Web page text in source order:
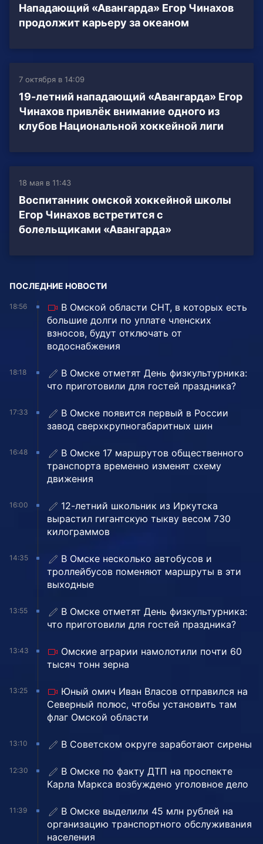
Нападающий «Авангарда» Егор Чинахов
продолжит карьеру за океаном
7 октября в 14:09
19-летний нападающий «Авангарда» Егор
Чинахов привлёк внимание одного из
клубов Национальной хоккейной лиги
18 мая в 11:43
Воспитанник омской хоккейной школы
Егор Чинахов встретится с
болельщиками «Авангарда»
ПОСЛЕДНИЕ НОВОСТИ
18:56
В Омской области СНТ, в которых есть
большие долги по уплате членских
взносов, будут отключать от
водоснабжения
18:18
В Омске отметят День физкультурника:
что приготовили для гостей праздника?
17:33
В Омске появится первый в России
завод сверхкрупногабаритных шин
16:48
В Омске 17 маршрутов общественного
транспорта временно изменят схему
движения
16:00
12-летний школьник из Иркутска
вырастил гигантскую тыкву весом 730
килограммов
14:35
В Омске несколько автобусов и
троллейбусов поменяют маршруты в эти
выходные
13:55
В Омске отметят День физкультурника:
что приготовили для гостей праздника?
13:43
Омские аграрии намолотили почти 60
тысяч тонн зерна
13:25
Юный омич Иван Власов отправился на
Северный полюс, чтобы установить там
флаг Омской области
13:10 В Советском округе заработают сирены
12:30
В Омске по факту ДТП на проспекте
Карла Маркса возбуждено уголовное дело
11:39
В Омске выделили 45 млн рублей на
организацию транспортного обслуживания
населения